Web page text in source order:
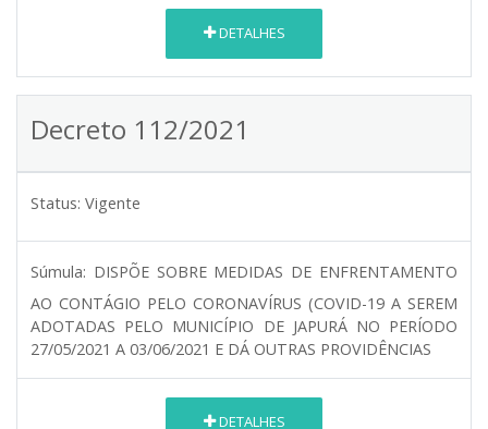
DETALHES
Decreto 112/2021
Status: Vigente
Súmula: DISPÕE SOBRE MEDIDAS DE ENFRENTAMENTO
AO CONTÁGIO PELO CORONAVÍRUS (COVID-19 A SEREM
ADOTADAS PELO MUNICÍPIO DE JAPURÁ NO PERÍODO
27/05/2021 A 03/06/2021 E DÁ OUTRAS PROVIDÊNCIAS
DETALHES